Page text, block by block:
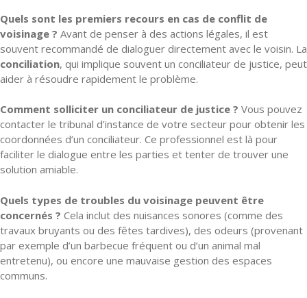
Quels sont les premiers recours en cas de conflit de
voisinage ? Avant de penser à des actions légales, il est
souvent recommandé de dialoguer directement avec le voisin. La
conciliation, qui implique souvent un conciliateur de justice, peut
aider à résoudre rapidement le problème.
Comment solliciter un conciliateur de justice ? Vous pouvez
contacter le tribunal d’instance de votre secteur pour obtenir les
coordonnées d’un conciliateur. Ce professionnel est là pour
faciliter le dialogue entre les parties et tenter de trouver une
solution amiable.
Quels types de troubles du voisinage peuvent être
concernés ? Cela inclut des nuisances sonores (comme des
travaux bruyants ou des fêtes tardives), des odeurs (provenant
par exemple d’un barbecue fréquent ou d’un animal mal
entretenu), ou encore une mauvaise gestion des espaces
communs.